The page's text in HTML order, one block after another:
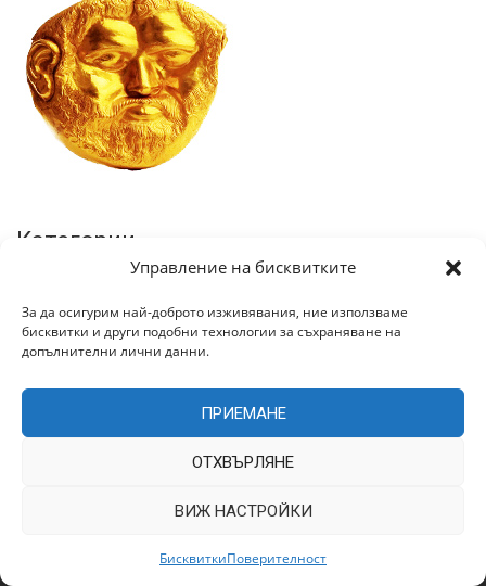
Управление на бисквитките
За да осигурим най-доброто изживявания, ние използваме
бисквитки и други подобни технологии за съхраняване на
допълнителни лични данни.
ПРИЕМАНЕ
ОТХВЪРЛЯНЕ
ВИЖ НАСТРОЙКИ
БисквиткиПоверителност
Категории
Архив